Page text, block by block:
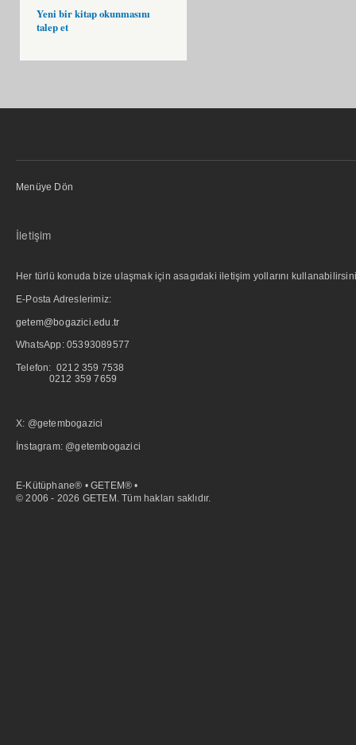
Yeni bir kitap okunmasını
talep et
Menüye Dön
İletişim
Her türlü konuda bize ulaşmak için asagıdaki iletişim yollarını
E-Posta Adreslerimiz:
getem@bogazici.edu.tr
WhatsApp: 05393089577
Telefon: 0212 359 7538
0212 359 7659
X: @getembogazici
İnstagram: @getembogazici
E-Kütüphane® • GETEM® •
© 2006 - 2026 GETEM. Tüm hakları saklıdır.